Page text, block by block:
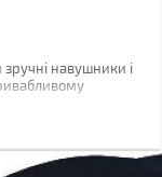
навушники і